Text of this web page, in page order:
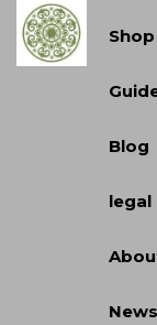
main
Shop
Blog